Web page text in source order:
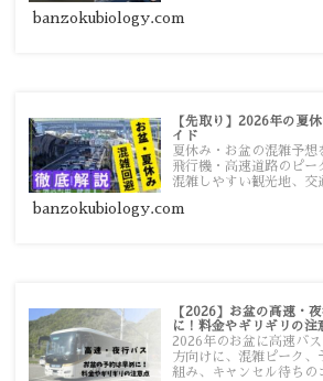
い移動方法を分かりやす
banzokubiology.com
【先取り】2026年の夏
イド
夏休み・お盆の混雑予想
飛行機・高速道路のピー
混雑しやすい観光地、交
banzokubiology.com
【2026】お盆の高速・
に！料金やギリギリの注
2026年のお盆に高速バ
方向けに、混雑ピーク
組み、キャンセル待ちの